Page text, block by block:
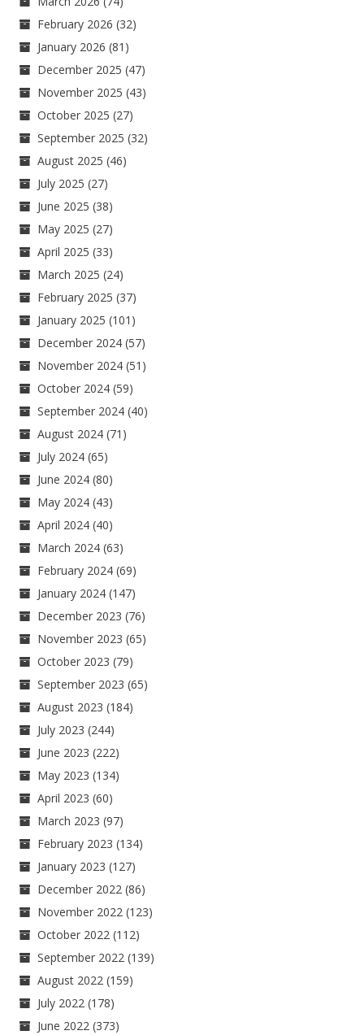
February 2026 (32)
January 2026 (81)
December 2025 (47)
November 2025 (43)
October 2025 (27)
September 2025 (32)
August 2025 (46)
July 2025 (27)
June 2025 (38)
May 2025 (27)
April 2025 (33)
March 2025 (24)
February 2025 (37)
January 2025 (101)
December 2024 (57)
November 2024 (51)
October 2024 (59)
September 2024 (40)
August 2024 (71)
July 2024 (65)
June 2024 (80)
May 2024 (43)
April 2024 (40)
March 2024 (63)
February 2024 (69)
January 2024 (147)
December 2023 (76)
November 2023 (65)
October 2023 (79)
September 2023 (65)
August 2023 (184)
July 2023 (244)
June 2023 (222)
May 2023 (134)
April 2023 (60)
March 2023 (97)
February 2023 (134)
January 2023 (127)
December 2022 (86)
November 2022 (123)
October 2022 (112)
September 2022 (139)
August 2022 (159)
July 2022 (178)
June 2022 (373)